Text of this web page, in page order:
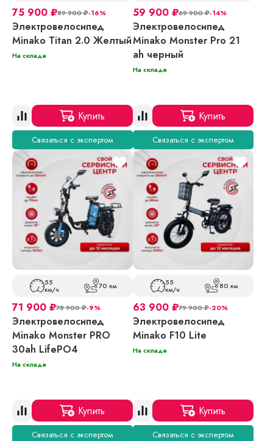
75 900 ₽89 900₽-16%
Электровелосипед
Minako Titan 2.0 Желтый
На складе
Купить
Связаться с экспертом
59 900 ₽69 900₽-14%
Электровелосипед
Minako Monster Pro 21
ah черный
На складе
Купить
Связаться с экспертом
55
км/ч 70 км
71 900 ₽78 900₽-9%
Электровелосипед
Minako Monster PRO
30ah LifePO4
На складе
Купить
Связаться с экспертом
55
км/ч 80 км
63 900 ₽79 900₽-20%
Электровелосипед
Minako F10 Lite
На складе
Купить
Связаться с экспертом